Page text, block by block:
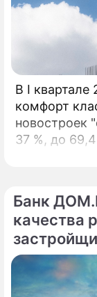
В I квартале
комфорт
новостроек
37 %, до
агентства
месяца
тыс.
Банк
качества